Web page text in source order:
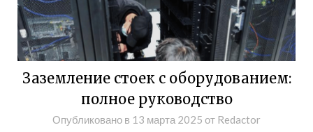
Заземление стоек с оборудованием:
полное руководство
Опубликовано в 13 марта 2025 от Redactor